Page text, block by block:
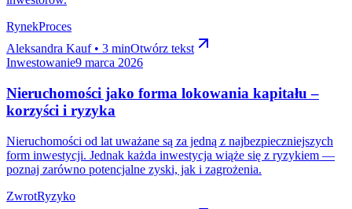
RynekProces
Aleksandra Kauf • 3 minOtwórz tekst
Inwestowanie9 marca 2026
Nieruchomości jako forma lokowania kapitału –
korzyści i ryzyka
Nieruchomości od lat uważane są za jedną z najbezpieczniejszych
form inwestycji. Jednak każda inwestycja wiąże się z ryzykiem —
poznaj zarówno potencjalne zyski, jak i zagrożenia.
ZwrotRyzyko